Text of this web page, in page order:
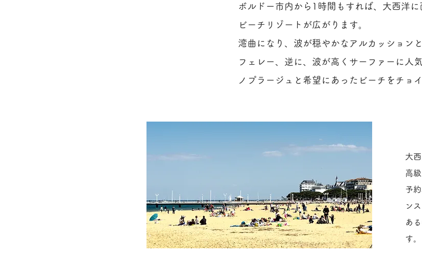
ボルドー市内から1時間もすれば、大西洋に
ビーチリゾートが広がります。
湾曲になり、波が穏やかなアルカッション
フェレー、 逆に、波が高くサーファーに人
ノプラージュと希望にあったビーチをチョイ
大
高
予
ン
あ
す。